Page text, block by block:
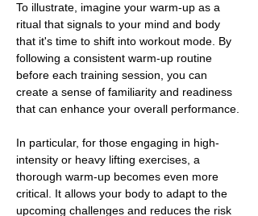
To illustrate, imagine your warm-up as a
ritual that signals to your mind and body
that it's time to shift into workout mode. By
following a consistent warm-up routine
before each training session, you can
create a sense of familiarity and readiness
that can enhance your overall performance.
In particular, for those engaging in high-
intensity or heavy lifting exercises, a
thorough warm-up becomes even more
critical. It allows your body to adapt to the
upcoming challenges and reduces the risk